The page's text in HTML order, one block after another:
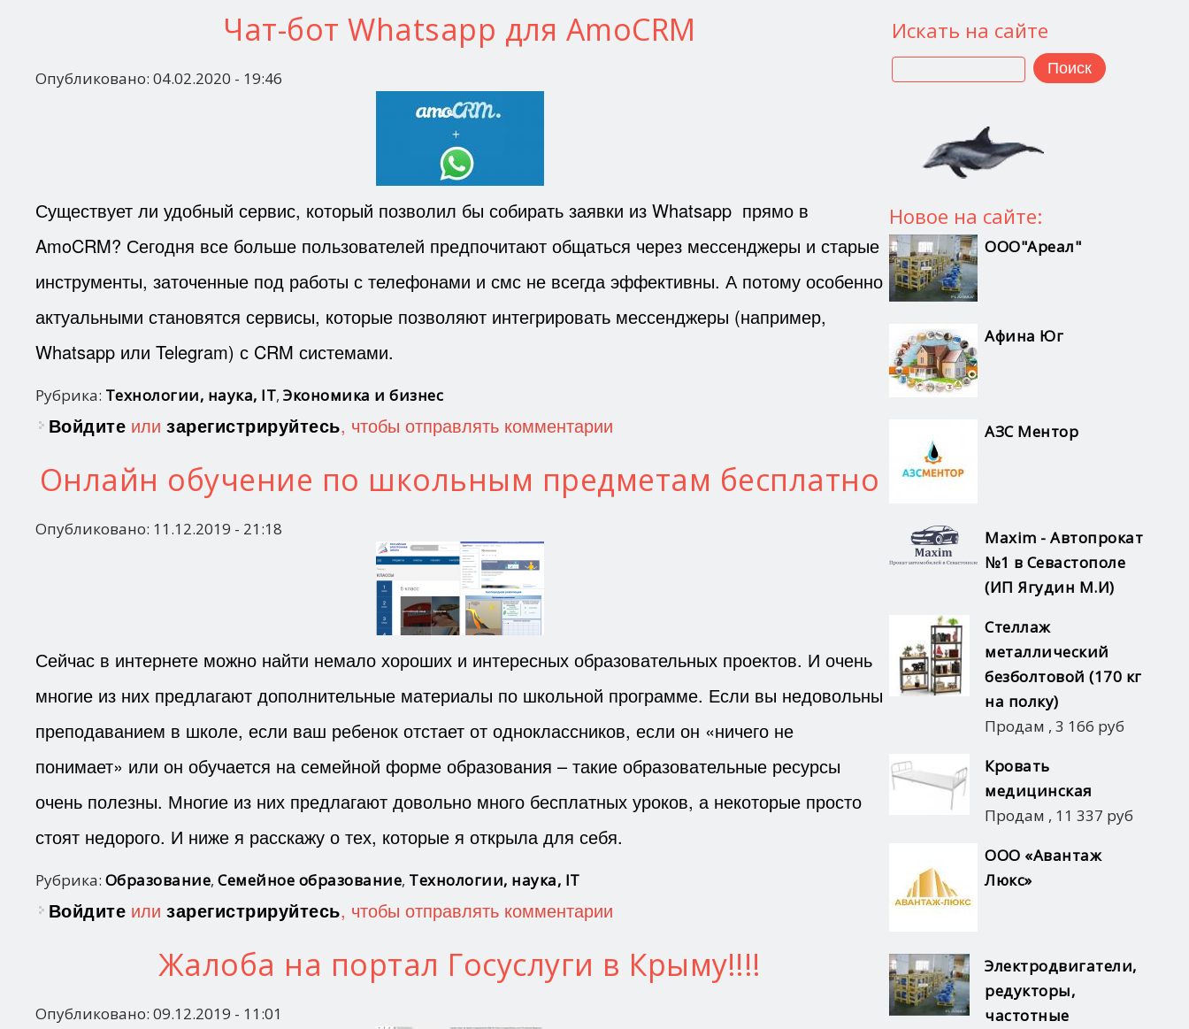
Чат-бот Whatsapp для AmoCRM
Опубликовано: 04.02.2020 - 19:46
Существует ли удобный сервис, который позволил бы собирать заявки из Whatsapp прямо в
AmoCRM? Сегодня все больше пользователей предпочитают общаться через мессенджеры и старые
инструменты, заточенные под работы с телефонами и смс не всегда эффективны. А потому особенно
актуальными становятся сервисы, которые позволяют интегрировать мессенджеры (например,
Whatsapp или Telegram) с CRM системами.
Рубрика: Технологии, наука, IT, Экономика и бизнес
Войдите или зарегистрируйтесь, чтобы отправлять комментарии
Онлайн обучение по школьным предметам бесплатно
Опубликовано: 11.12.2019 - 21:18
Сейчас в интернете можно найти немало хороших и интересных образовательных проектов. И очень
многие из них предлагают дополнительные материалы по школьной программе. Если вы недовольны
преподаванием в школе, если ваш ребенок отстает от одноклассников, если он «ничего не
понимает» или он обучается на семейной форме образования – такие образовательные ресурсы
очень полезны. Многие из них предлагают довольно много бесплатных уроков, а некоторые просто
стоят недорого. И ниже я расскажу о тех, которые я открыла для себя.
Рубрика: Образование, Семейное образование, Технологии, наука, IT
Войдите или зарегистрируйтесь, чтобы отправлять комментарии
Жалоба на портал Госуслуги в Крыму!!!!
Опубликовано: 09.12.2019 - 11:01
Искать на сайте
Поиск
Новое на сайте:
ООО"Ареал"
Афина Юг
АЗС Ментор
Maxim - Автопрокат
№1 в Севастополе
(ИП Ягудин М.И)
Стеллаж
металлический
безболтовой (170 кг
на полку)
Продам , 3 166 руб
Кровать
медицинская
Продам , 11 337 руб
ООО «Авантаж
Люкс»
Электродвигатели,
редукторы,
частотные